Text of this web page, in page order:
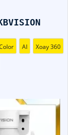
AI Xoay 360